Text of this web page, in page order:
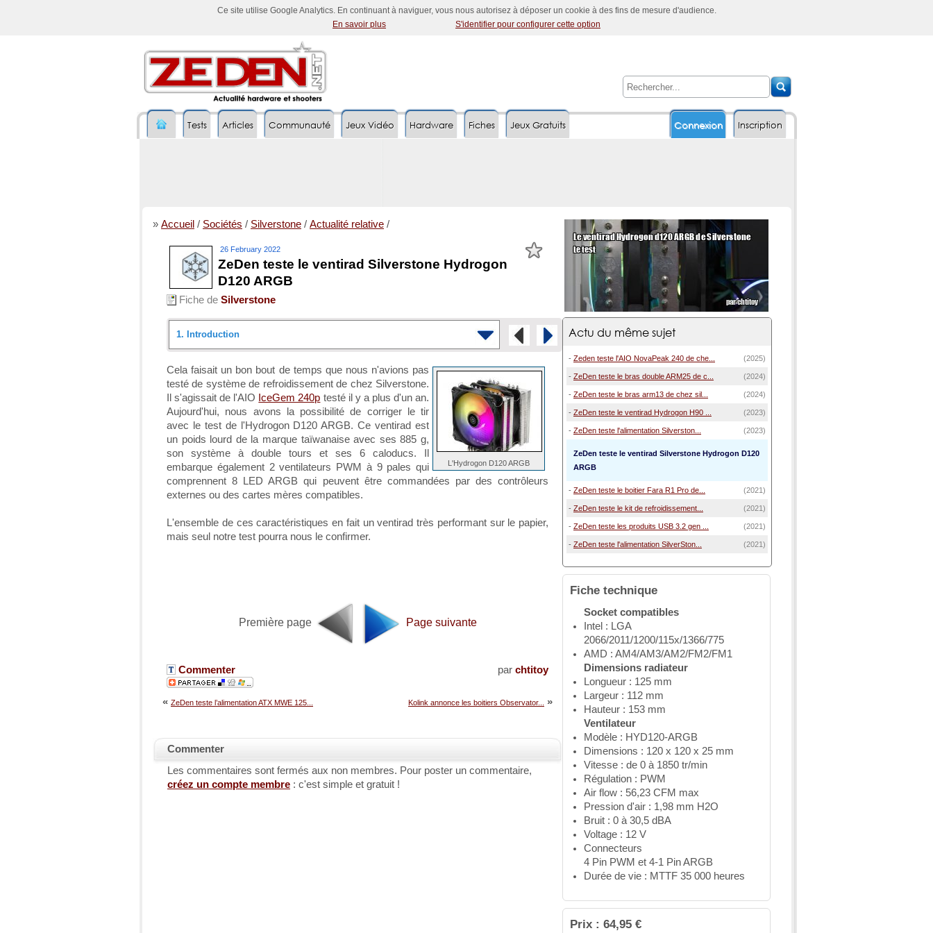
Ce site utilise Google Analytics. En continuant à naviguer, vous nous autorisez à déposer un cookie à des fins de mesure d'audience.
En savoir plus
S'identifier pour configurer cette option
Inscription
Tests Articles Communauté Jeux Vidéo Hardware Fiches Connexion
Jeux Gratuits
» Accueil / Sociétés / Silverstone / Actualité relative /
26 February 2022
ZeDen teste le ventirad Silverstone Hydrogon
D120 ARGB
Fiche de Silverstone
1. Introduction
Déballage
Présentation détaillée
Configuration et installation
Protocole de test et résultats
L'Hydrogon D120 ARGB
Cela faisait un bon bout de temps que nous n'avions pas
testé de système de refroidissement de chez Silverstone.
Il s'agissait de l'AIO IceGem 240p testé il y a plus d'un an.
Aujourd'hui, nous avons la possibilité de corriger le tir
avec le test de l'Hydrogon D120 ARGB. Ce ventirad est
un poids lourd de la marque taïwanaise avec ses 885 g,
son système à double tours et ses 6 caloducs. Il
embarque également 2 ventilateurs PWM à 9 pales qui
comprennent 8 LED ARGB qui peuvent être commandées par des contrôleurs
externes ou des cartes mères compatibles.
L'ensemble de ces caractéristiques en fait un ventirad très performant sur le papier,
mais seul notre test pourra nous le confirmer.
Première page Page suivante
par chtitoy
Commenter
Kolink annonce les boitiers Observator... »
« ZeDen teste l’alimentation ATX MWE 125...
Commenter
Les commentaires sont fermés aux non membres. Pour poster un commentaire,
créez un compte membre : c'est simple et gratuit !
Actu du même sujet
- Zeden teste l'AIO NovaPeak 240 de che... (2025)
- ZeDen teste le bras double ARM25 de c... (2024)
- ZeDen teste le bras arm13 de chez sil... (2024)
- ZeDen teste le ventirad Hydrogon H90 ... (2023)
- ZeDen teste l'alimentation Silverston... (2023)
ZeDen teste le ventirad Silverstone Hydrogon D120
ARGB
- ZeDen teste le boitier Fara R1 Pro de... (2021)
- ZeDen teste le kit de refroidissement... (2021)
- ZeDen teste les produits USB 3.2 gen ... (2021)
- ZeDen teste l'alimentation SilverSton... (2021)
Fiche technique
Socket compatibles
Intel : LGA
2066/2011/1200/115x/1366/775
AMD : AM4/AM3/AM2/FM2/FM1
Dimensions radiateur
Longueur : 125 mm
Largeur : 112 mm
Hauteur : 153 mm
Ventilateur
Modèle : HYD120-ARGB
Dimensions : 120 x 120 x 25 mm
Vitesse : de 0 à 1850 tr/min
Régulation : PWM
Air flow : 56,23 CFM max
Pression d'air : 1,98 mm H2O
Bruit : 0 à 30,5 dBA
Voltage : 12 V
Connecteurs
4 Pin PWM et 4-1 Pin ARGB
Durée de vie : MTTF 35 000 heures
Prix : 64,95 €